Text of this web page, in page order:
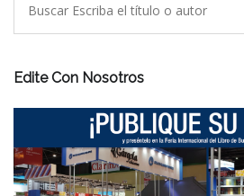
Edite Con Nosotros